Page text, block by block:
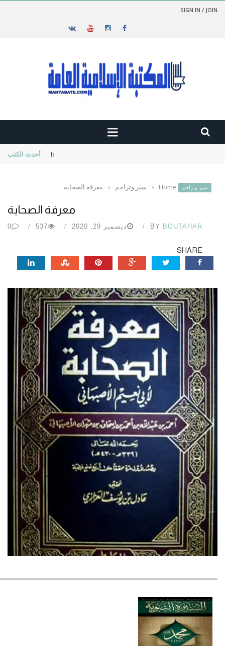
SIGN IN / JOIN
أحدث الكتب Islam Civilisation
سير وتراجم Home
› سير وتراجم › معرفة الصحابة
معرفة الصحابة
BY BOUTAHAR ديسمبر 29, 2020 537
0
SHARE: